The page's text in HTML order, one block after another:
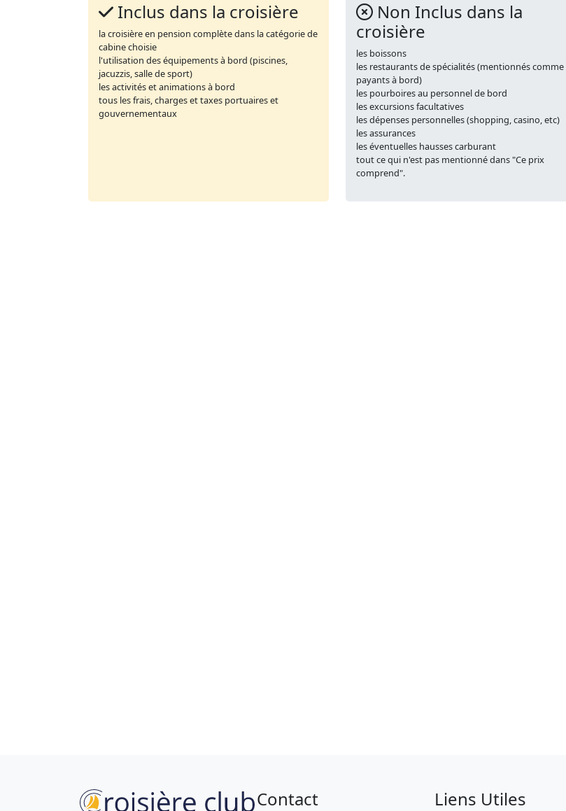
Inclus dans la croisière
la croisière en pension complète dans la catégorie de
cabine choisie
l'utilisation des équipements à bord (piscines,
jacuzzis, salle de sport)
les activités et animations à bord
tous les frais, charges et taxes portuaires et
gouvernementaux
Non Inclus dans la
croisière
les boissons
les restaurants de spécialités (mentionnés comme
payants à bord)
les pourboires au personnel de bord
les excursions facultatives
les dépenses personnelles (shopping, casino, etc)
les assurances
les éventuelles hausses carburant
tout ce qui n'est pas mentionné dans "Ce prix
comprend".
Contact Liens Utiles